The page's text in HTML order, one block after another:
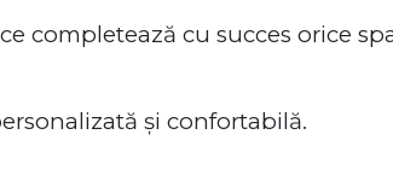
completează cu succes orice
și confortabilă.